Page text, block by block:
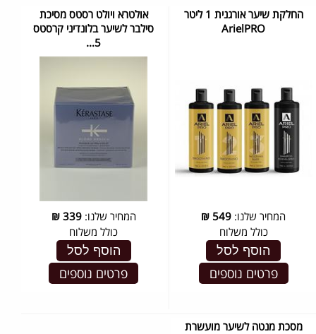
החלקת שיער אורגנית 1 ליטר
ArielPRO
המחיר שלנו: 549
₪
כולל משלוח
הוסף לסל
פרטים נוספים
אולטרא ויולט רסטס מסיכת
סילבר לשיער בלונדיני קרסטס
5...
המחיר שלנו:339
₪
כולל משלוח
הוסף לסל
פרטים נוספים
מסכת מנטה לשיער מועשרת